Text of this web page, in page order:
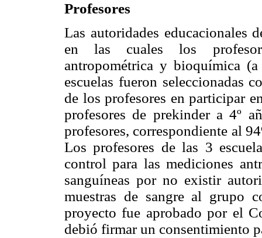
Profesores
Las autoridades educacionales
en las cuales los
antropométrica y bioquímica
escuelas fueron seleccionadas
de los profesores en participar
profesores de prekinder a 4º
profesores, correspondiente al
Los profesores de las 3
control para las mediciones
sanguíneas por no existir
muestras de sangre al grupo
proyecto fue aprobado por el
debió firmar un consentimiento